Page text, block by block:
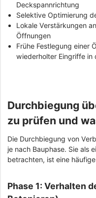
Deckspannrichtung
Selektive Optimierung
Lokale Verstärkungen
Öffnungen
Frühe Festlegung einer
wiederholter Eingriffe in
Durchbiegung
zu prüfen und
Die Durchbiegung von
je nach Bauphase. Sie als
betrachten, ist eine
Phase 1: Verhalten